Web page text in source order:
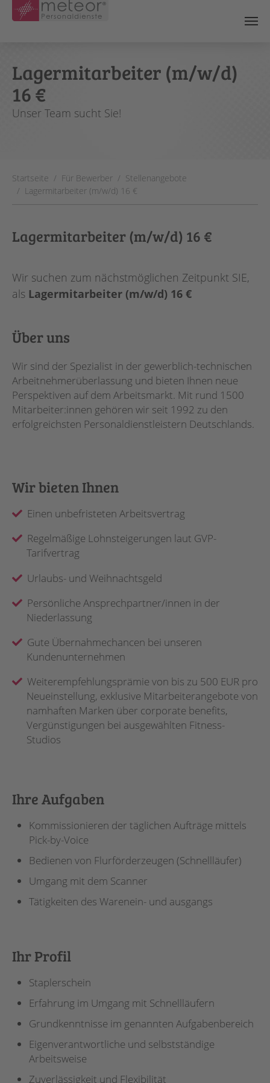
Lagermitarbeiter (m/w/d)
16 €
Unser Team sucht Sie!
Startseite Für Bewerber
Stellenangebote
Lagermitarbeiter (m/w/d) 16 €
Lagermitarbeiter (m/w/d) 16 €
Wir suchen zum nächstmöglichen Zeitpunkt SIE,
als Lagermitarbeiter (m/w/d) 16 €
Über uns
Wir sind der Spezialist in der gewerblich-technischen
Arbeitnehmerüberlassung und bieten Ihnen neue
Perspektiven auf dem Arbeitsmarkt. Mit rund 1500
Mitarbeiter:innen gehören wir seit 1992 zu den
erfolgreichsten Personaldienstleistern Deutschlands.
Ihre Aufgaben
Kommissionieren der täglichen Aufträge mittels
Pick-by-Voice
Bedienen von Flurförderzeugen (Schnellläufer)
Umgang mit dem Scanner
Tätigkeiten des Warenein- und ausgangs
Ihr Profil
Staplerschein
Erfahrung im Umgang mit Schnellläufern
Grundkenntnisse im genannten Aufgabenbereich
Eigenverantwortliche und selbstständige
Arbeitsweise
Zuverlässigkeit und Flexibilität
Wir bieten Ihnen
Einen unbefristeten Arbeitsvertrag
Regelmäßige Lohnsteigerungen laut GVP-
Tarifvertrag
Urlaubs- und Weihnachtsgeld
Persönliche Ansprechpartner/innen in der
Niederlassung
Gute Übernahmechancen bei unseren
Kundenunternehmen
Weiterempfehlungsprämie von bis zu 500 EUR pro
Neueinstellung, exklusive Mitarbeiterangebote von
namhaften Marken über corporate benefits,
Vergünstigungen bei ausgewählten Fitness-
Studios